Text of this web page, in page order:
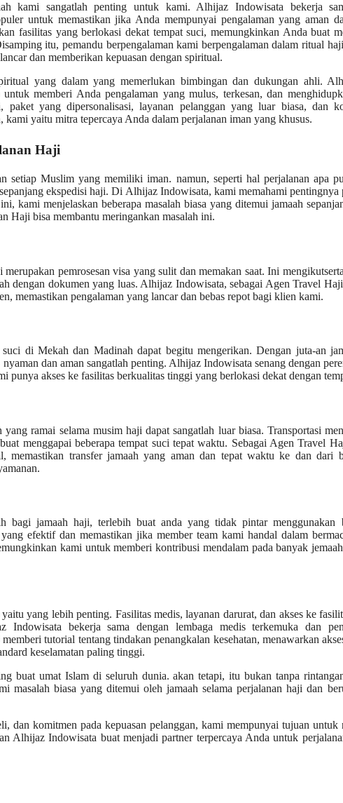
kami sangatlah penting untuk kami. Alhijaz Indowisata bekerja
untuk memastikan jika Anda mempunyai pengalaman yang aman
fasilitas yang berlokasi dekat tempat suci, memungkinkan Anda buat
itu, pemandu berpengalaman kami berpengalaman dalam ritual
dan memberikan kepuasan dengan spiritual.
yang dalam yang memerlukan bimbingan dan dukungan ahli.
memberi Anda pengalaman yang mulus, terkesan, dan
yang dipersonalisasi, layanan pelanggan yang luar biasa, dan
kami yaitu mitra tepercaya Anda dalam perjalanan iman yang khusus.
Haji
setiap Muslim yang memiliki iman. namun, seperti hal perjalanan apa
ekspedisi haji. Di Alhijaz Indowisata, kami memahami pentingnya
kami menjelaskan beberapa masalah biasa yang ditemui jamaah
Haji bisa membantu meringankan masalah ini.
pemrosesan visa yang sulit dan memakan saat. Ini
dengan dokumen yang luas. Alhijaz Indowisata, sebagai Agen Travel
memastikan pengalaman yang lancar dan bebas repot bagi klien kami.
di Mekah dan Madinah dapat begitu mengerikan. Dengan juta-an
dan aman sangatlah penting. Alhijaz Indowisata senang dengan
punya akses ke fasilitas berkualitas tinggi yang berlokasi dekat dengan
ramai selama musim haji dapat sangatlah luar biasa. Transportasi
menggapai beberapa tempat suci tepat waktu. Sebagai Agen Travel
memastikan transfer jamaah yang aman dan tepat waktu ke dan dari
bagi jamaah haji, terlebih buat anda yang tidak pintar menggunakan
efektif dan memastikan jika member team kami handal dalam
kami untuk memberi kontribusi mendalam pada banyak
yang lebih penting. Fasilitas medis, layanan darurat, dan akses ke
Indowisata bekerja sama dengan lembaga medis terkemuka dan
tutorial tentang tindakan penangkalan kesehatan, menawarkan
keselamatan paling tinggi.
buat umat Islam di seluruh dunia. akan tetapi, itu bukan tanpa
masalah biasa yang ditemui oleh jamaah selama perjalanan haji dan
dan komitmen pada kepuasan pelanggan, kami mempunyai tujuan untuk
Alhijaz Indowisata buat menjadi partner terpercaya Anda untuk